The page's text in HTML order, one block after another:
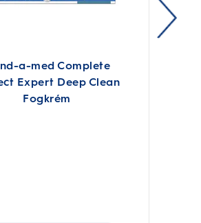
a-med Complete
Expert Deep Clean
Fogkrém